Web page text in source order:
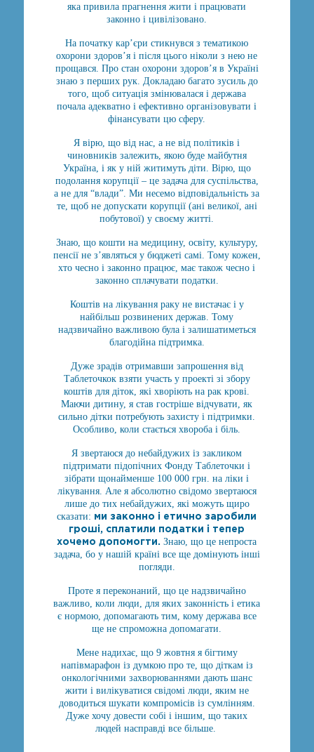
яка привила прагнення жити і працювати
законно і цивілізовано.
На початку кар’єри стикнувся з тематикою
охорони здоров’я і після цього ніколи з нею не
прощався. Про стан охорони здоров’я в Україні
знаю з перших рук. Докладаю багато зусиль до
того, щоб ситуація змінювалася і держава
почала адекватно і ефективно організовувати і
фінансувати цю сферу.
Я вірю, що від нас, а не від політиків і
чиновників залежить, якою буде майбутня
Україна, і як у ній житимуть діти. Вірю, що
подолання корупції – це задача для суспільства,
а не для “влади”. Ми несемо відповідальність за
те, щоб не допускати корупції (ані великої, ані
побутової) у своєму житті.
Знаю, що кошти на медицину, освіту, культуру,
пенсії не з’являться у бюджеті самі. Тому кожен,
хто чесно і законно працює, має також чесно і
законно сплачувати податки.
Коштів на лікування раку не вистачає і у
найбільш розвинених держав. Тому
надзвичайно важливою була і залишатиметься
благодійна підтримка.
Дуже зрадів отримавши запрошення від
Таблеточкок взяти участь у проекті зі збору
коштів для діток, які хворіють на рак крові.
Маючи дитину, я став гостріше відчувати, як
сильно дітки потребують захисту і підтримки.
Особливо, коли стається хвороба і біль.
Я звертаюся до небайдужих із закликом
підтримати підопічних Фонду Таблеточки і
зібрати щонайменше 100 000 грн. на ліки і
лікування. Але я абсолютно свідомо звертаюся
лише до тих небайдужих, які можуть щиро
сказати: ми законно і етично заробили
гроші, сплатили податки і тепер
хочемо допомогти. Знаю, що це непроста
задача, бо у нашій країні все ще домінують інші
погляди.
Проте я переконаний, що це надзвичайно
важливо, коли люди, для яких законність і етика
є нормою, допомагають тим, кому держава все
ще не спроможна допомагати.
Мене надихає, що 9 жовтня я бігтиму
напівмарафон із думкою про те, що діткам із
онкологічними захворюваннями дають шанс
жити і вилікуватися свідомі люди, яким не
доводиться шукати компромісів із сумлінням.
Дуже хочу довести собі і іншим, що таких
людей насправді все більше.